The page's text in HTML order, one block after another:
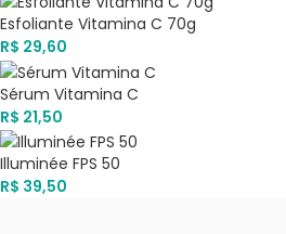
Esfoliante Vitamina C 70g
R$ 29,60
Sérum Vitamina C
R$ 21,50
Illuminée FPS 50
R$ 39,50